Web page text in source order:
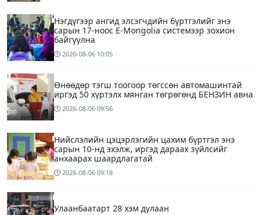
Нэгдүгээр ангид элсэгчдийн бүртгэлийг энэ
сарын 17-ноос E-Mongolia системээр зохион
байгуулна
2026-08-06 10:05
Өнөөдөр тэгш тоогоор төгссөн автомашинтай
иргэд 50 хүртэлх мянган төгрөгөнд БЕНЗИН авна
2026-08-06 09:56
Нийслэлийн цэцэрлэгийн цахим бүртгэл энэ
сарын 10-нд эхэлж, иргэд дараах зүйлсийг
анхаарах шаардлагатай
2026-08-06 09:18
Улаанбаатарт 28 хэм дулаан